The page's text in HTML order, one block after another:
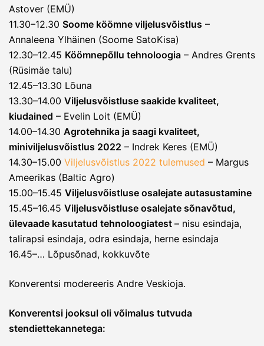
Astover (EMÜ)
11.30–12.30 Soome köömne viljelusvõistlus –
Annaleena Ylhäinen (Soome SatoKisa)
12.30–12.45 Köömnepõllu tehnoloogia – Andres Grents
(Rüsimäe talu)
12.45–13.30 Lõuna
13.30–14.00 Viljelusvõistluse saakide kvaliteet,
kiudained – Evelin Loit (EMÜ)
14.00–14.30 Agrotehnika ja saagi kvaliteet,
miniviljelusvõistlus 2022 – Indrek Keres (EMÜ)
14.30–15.00 Viljelusvõistlus 2022 tulemused – Margus
Ameerikas (Baltic Agro)
15.00–15.45 Viljelusvõistluse osalejate autasustamine
15.45–16.45 Viljelusvõistluse osalejate sõnavõtud,
ülevaade kasutatud tehnoloogiatest – nisu esindaja,
talirapsi esindaja, odra esindaja, herne esindaja
16.45–… Lõpusõnad, kokkuvõte
Konverentsi modereeris Andre Veskioja.
Konverentsi jooksul oli võimalus tutvuda
stendiettekannetega: